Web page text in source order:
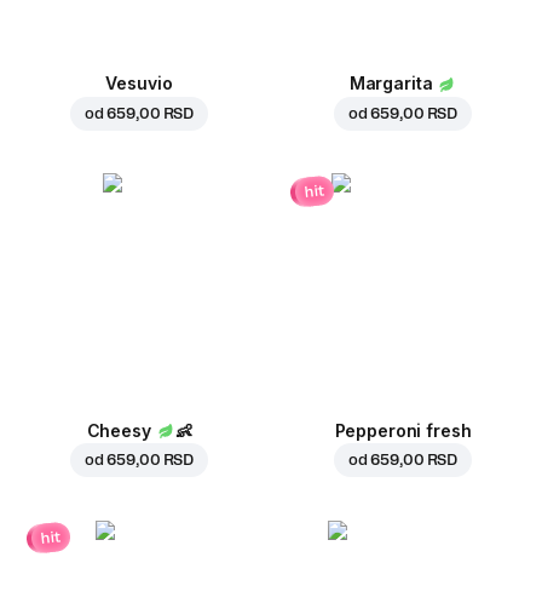
Vesuvio
od659,00 RSD
Margarita
od659,00 RSD
Cheesy 👶
od659,00 RSD
hit
Pepperoni fresh
od659,00 RSD
hit